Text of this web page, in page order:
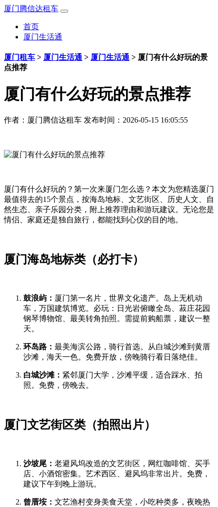
厦门腾信达租车
首页
厦门生活通
厦门租车 > 厦门生活通 > 厦门生活通 > 厦门有什么好玩的景
点推荐
厦门有什么好玩的景点推荐
作者： 厦门腾信达租车 发布时间：2026-05-15 16:05:55
厦门有什么好玩的？第一次来厦门怎么选？本文为您精选厦门
最值得去的15个景点，按海岛地标、文艺街区、历史人文、自
然生态、亲子乐园分类，附上推荐理由和游玩建议。无论您是
情侣、家庭还是独自旅行，都能找到心仪的目的地。
厦门海岛地标类（必打卡）
鼓浪屿： 厦门第一名片，世界文化遗产。岛上无机动
车，万国建筑博览。必玩：日光岩俯瞰全岛、菽庄花园
钢琴博物馆、最美转角拍照。需提前购船票，建议一整
天。
环岛路： 最美海滨公路，骑行首选。从白城沙滩到黄厝
沙滩，海天一色。免费开放，傍晚骑行看日落绝佳。
白城沙滩： 紧邻厦门大学，沙滩平缓，适合踩水、拍
照。免费，傍晚去。
厦门文艺街区类（拍照出片）
沙坡尾： 老避风坞改造的文艺街区，网红咖啡馆、买手
店、小酒馆密集。艺术西区、避风坞非常出片。免费，
建议下午到晚上游玩。
曾厝垵： 文艺渔村变身美食天堂，小吃种类多，夜晚热